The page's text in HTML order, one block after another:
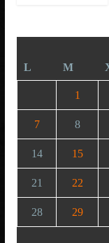
L
M
1
7 8
14 15
21 22
28 29